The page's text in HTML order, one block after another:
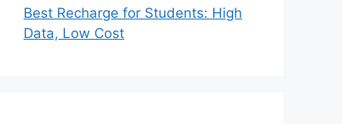
Best Recharge for Students: High
Data, Low Cost